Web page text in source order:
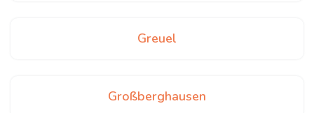
Greuel
Großberghausen